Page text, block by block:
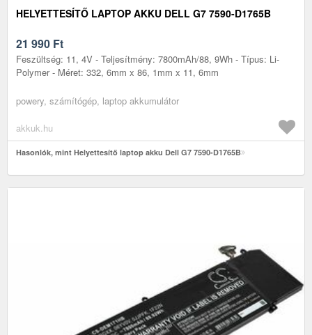
HELYETTESÍTŐ LAPTOP AKKU DELL G7 7590-D1765B
21 990 Ft
Feszültség: 11, 4V - Teljesítmény: 7800mAh/88, 9Wh - Típus: Li-
Polymer - Méret: 332, 6mm x 86, 1mm x 11, 6mm
powery, számítógép, laptop akkumulátor
akkuk.hu
Hasonlók, mint Helyettesítő laptop akku Dell G7 7590-D1765B